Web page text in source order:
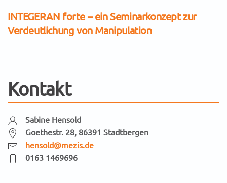
INTEGERAN forte – ein Seminarkonzept zur
Verdeutlichung von Manipulation
Kontakt
Sabine Hensold
Goethestr. 28, 86391 Stadtbergen
hensold@mezis.de
0163 1469696